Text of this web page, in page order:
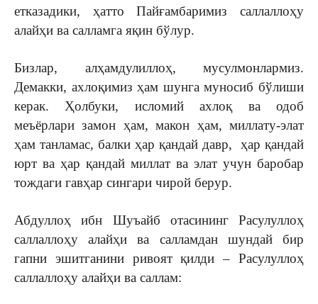
етказадики, ҳатто Пайғамбаримиз саллаллоҳу
алайҳи ва салламга яқин бўлур.
Бизлар, алҳамдулиллоҳ, мусулмонлармиз.
Демакки, ахлоқимиз ҳам шунга муносиб бўлиши
керак. Ҳолбуки, исломий ахлоқ ва одоб
меъёрлари замон ҳам, макон ҳам, миллату-элат
ҳам танламас, балки ҳар қандай давр, ҳар қандай
юрт ва ҳар қандай миллат ва элат учун баробар
тождаги гавҳар сингари чирой берур.
Абдуллоҳ ибн Шуъайб отасининг Расулуллоҳ
саллаллоҳу алайҳи ва салламдан шундай бир
гапни эшитганини ривоят қилди – Расулуллоҳ
саллаллоҳу алайҳи ва саллам: